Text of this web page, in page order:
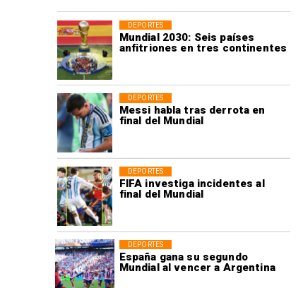
Mundial 2030: Seis países
anfitriones en tres continentes
DEPORTES
Messi habla tras derrota en
final del Mundial
DEPORTES
FIFA investiga incidentes al
final del Mundial
DEPORTES
España gana su segundo
Mundial al vencer a Argentina
DEPORTES